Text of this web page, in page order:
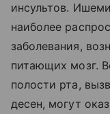
инсультов.
наиболее
заболевания,
питающих мозг.
полости рта,
десен, могут